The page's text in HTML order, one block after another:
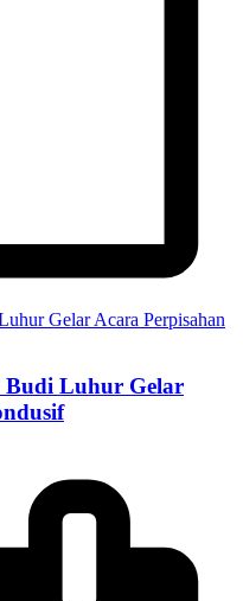
Budi Luhur Gelar